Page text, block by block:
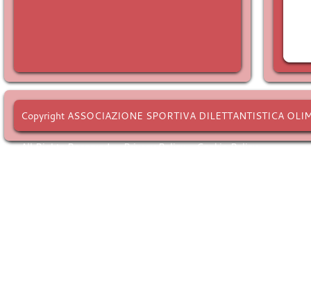
Copyright ASSOCIAZIONE SPORTIVA DILETTANTISTICA
All Rights Reserved. -Privacy Policy-Cookie Policy